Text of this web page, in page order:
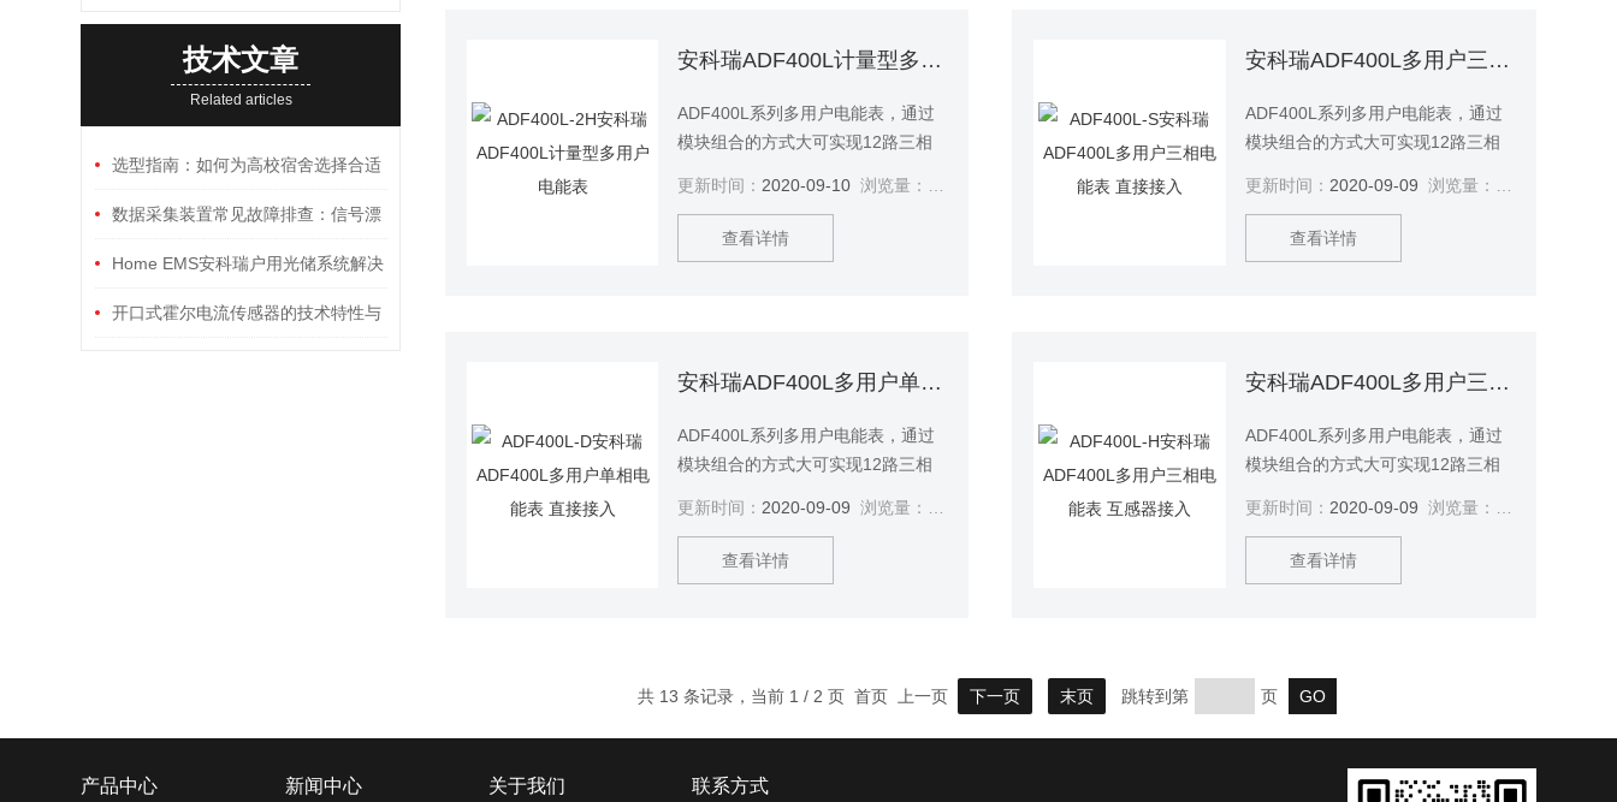
技术文章
Related articles
选型指南：如何为高校宿舍选择合适
的三相刷卡预付费电能表
数据采集装置常见故障排查：信号漂
移、通讯中断与供电异常
Home EMS安科瑞户用光储系统解决
方案开口式霍尔电流传感器的技术特性与
能。安科瑞ADF400L预付费型多用
能。安科瑞ADF400L预付费型多用
安科瑞ADF400L计量型多用户电能表
ADF400L系列多用户电能表，通过
模块组合的方式大可实现12路三相
三相互感器接入测量、直接接入和
互感器接入的混合测量方式，该系
列电能表因准确度高、集中安装、
能。安科瑞ADF400L计量型多用户
更新时间： 2020-09-10 浏览量：
查看详情
安科瑞ADF400L多用户三相电能表 直接接入
ADF400L系列多用户电能表，通过
模块组合的方式大可实现12路三相
三相互感器接入测量、直接接入和
互感器接入的混合测量方式，该系
列电能表因准确度高、集中安装、
能。安科瑞ADF400L多用户三相电
更新时间： 2020-09-09 浏览量：
查看详情
安科瑞ADF400L多用户单相电能表 直接接入
ADF400L系列多用户电能表，通过
模块组合的方式大可实现12路三相
三相互感器接入测量、直接接入和
互感器接入的混合测量方式，该系
列电能表因准确度高、集中安装、
能。安科瑞ADF400L多用户单相电
更新时间： 2020-09-09 浏览量：
查看详情
安科瑞ADF400L多用户三相电能表 互感器接入
ADF400L系列多用户电能表，通过
模块组合的方式大可实现12路三相
三相互感器接入测量、直接接入和
互感器接入的混合测量方式，该系
列电能表因准确度高、集中安装、
能。安科瑞ADF400L多用户三相电
更新时间： 2020-09-09 浏览量：
查看详情
共 13 条记录，当前 1 / 2 页 首页 上一页 下一页 末页 跳转到第 页
产品中心 新闻中心 关于我们 联系方式